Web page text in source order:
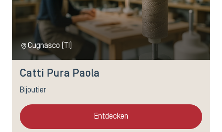
Cugnasco (TI)
Catti Pura Paola
Bijoutier
Entdecken